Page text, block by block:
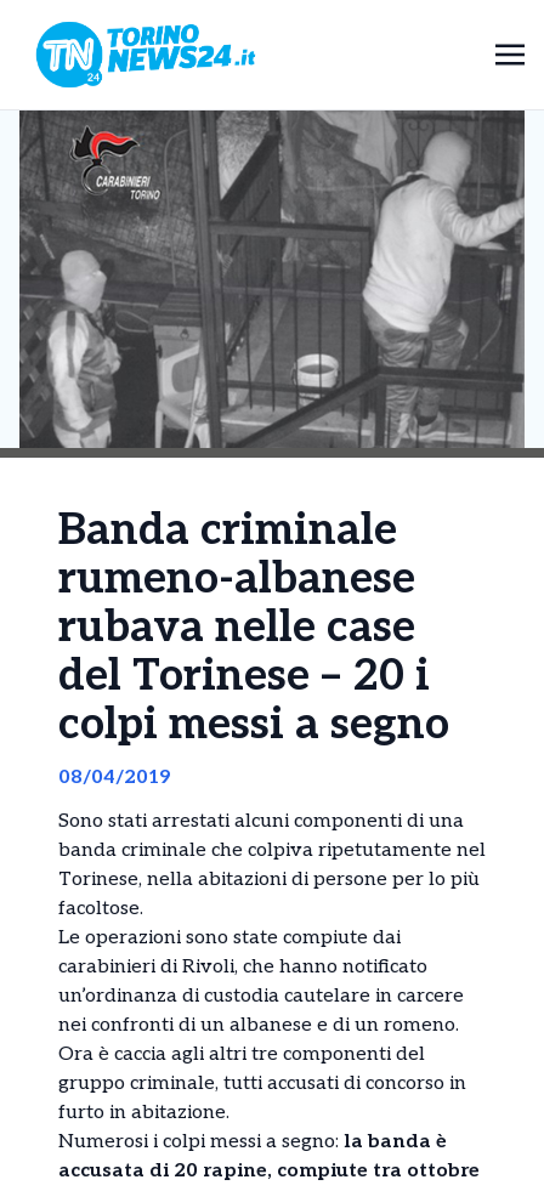
Banda criminale
rumeno-albanese
rubava nelle case
del Torinese – 20 i
colpi messi a segno
08/04/2019
Sono stati arrestati alcuni componenti di una
banda criminale che colpiva ripetutamente nel
Torinese, nella abitazioni di persone per lo più
facoltose.
Le operazioni sono state compiute dai
carabinieri di Rivoli, che hanno notificato
un’ordinanza di custodia cautelare in carcere
nei confronti di un albanese e di un romeno.
Ora è caccia agli altri tre componenti del
gruppo criminale, tutti accusati di concorso in
furto in abitazione.
Numerosi i colpi messi a segno: la banda è
accusata di 20 rapine, compiute tra ottobre